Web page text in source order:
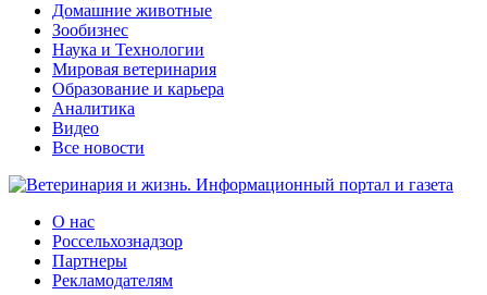
Домашние животные
Зообизнес
Наука и Технологии
Мировая ветеринария
Образование и карьера
Аналитика
Видео
Все новости
О нас
Россельхознадзор
Партнеры
Рекламодателям